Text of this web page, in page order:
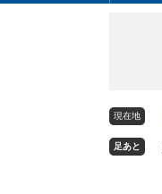
頭
飛
現在地
足あと